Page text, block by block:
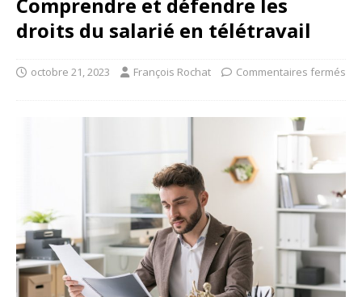
droits du salarié en télétravail
octobre 21, 2023 François Rochat Commentaires fermés